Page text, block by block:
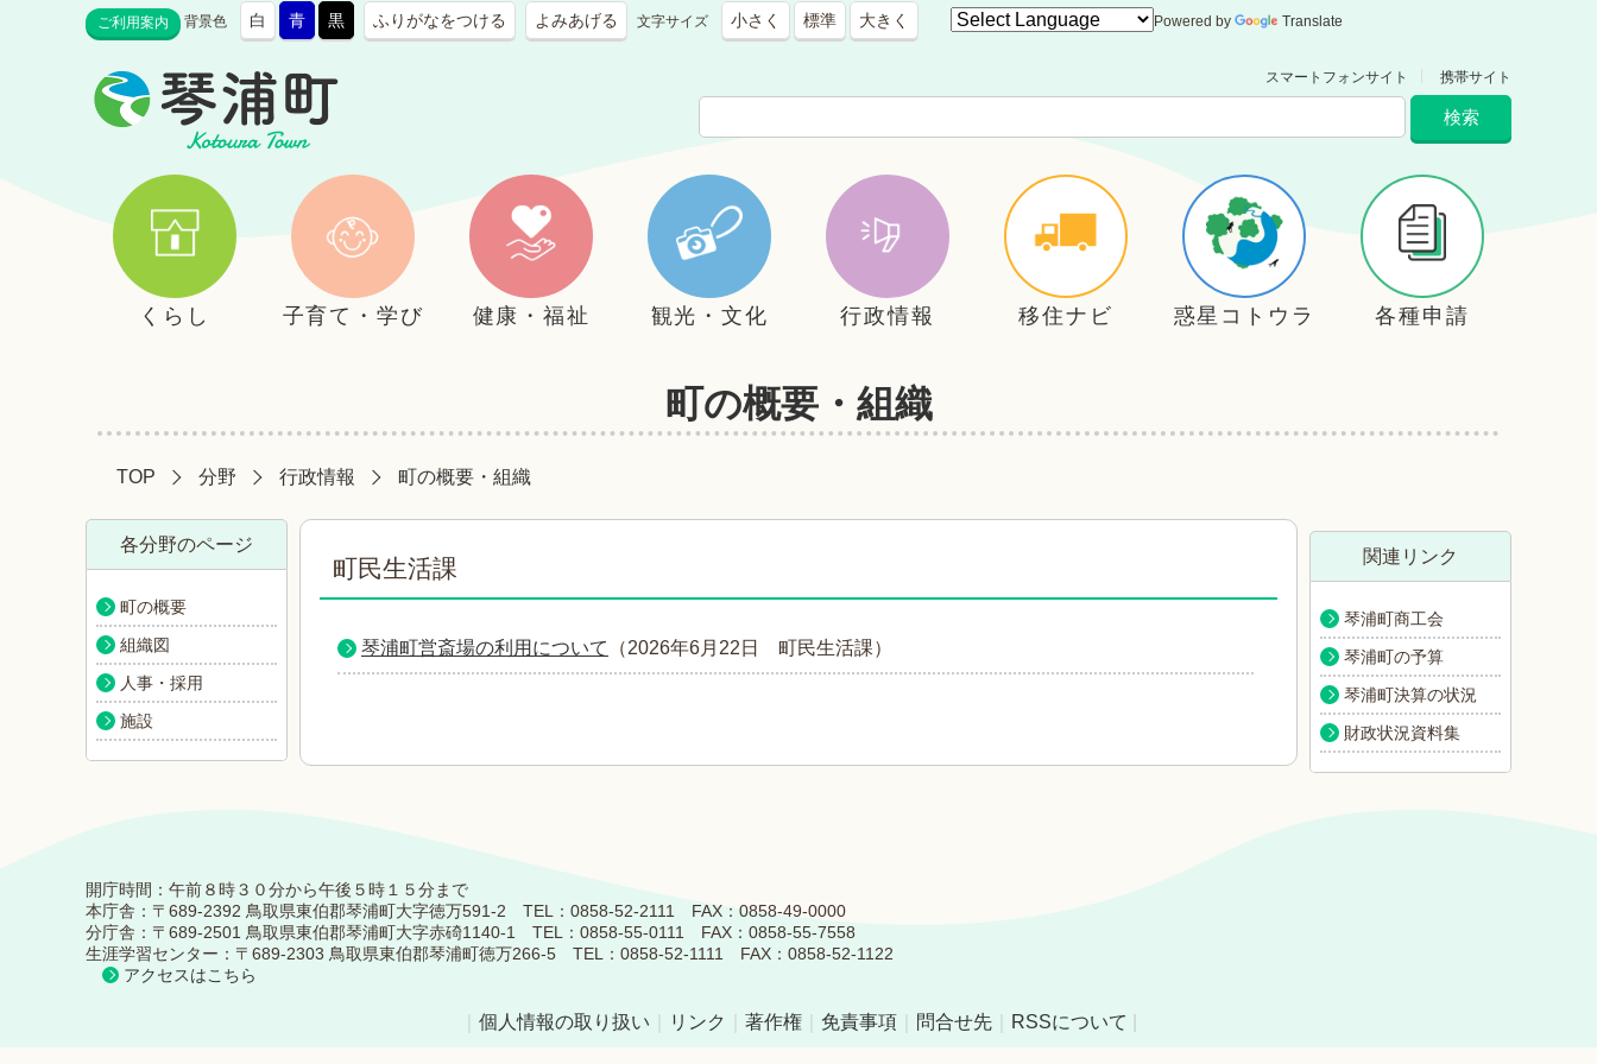
ご利用案内 背景色 白 青 黒 ふりがなをつける よみあげる 文字サイズ 小さく 標準 大きく Powered by Translate
スマートフォンサイト 携帯サイト
くらし 子育て・学び 健康・福祉 観光・文化 行政情報 移住ナビ 惑星コトウラ 各種申請
町の概要・組織
TOP 分野 行政情報 町の概要・組織
町民生活課
琴浦町営斎場の利用について （2026年6月22日 町民生活課）
各分野のページ
町の概要
組織図
人事・採用
施設
関連リンク
琴浦町商工会
琴浦町の予算
琴浦町決算の状況
財政状況資料集
開庁時間：午前８時３０分から午後５時１５分まで
本庁舎：〒689-2392 鳥取県東伯郡琴浦町大字徳万591-2 TEL：0858-52-2111 FAX：0858-49-0000
分庁舎：〒689-2501 鳥取県東伯郡琴浦町大字赤碕1140-1 TEL：0858-55-0111 FAX：0858-55-7558
生涯学習センター：〒689-2303 鳥取県東伯郡琴浦町徳万266-5 TEL：0858-52-1111 FAX：0858-52-1122
アクセスはこちら
個人情報の取り扱い リンク 著作権 免責事項 問合せ先 RSSについて